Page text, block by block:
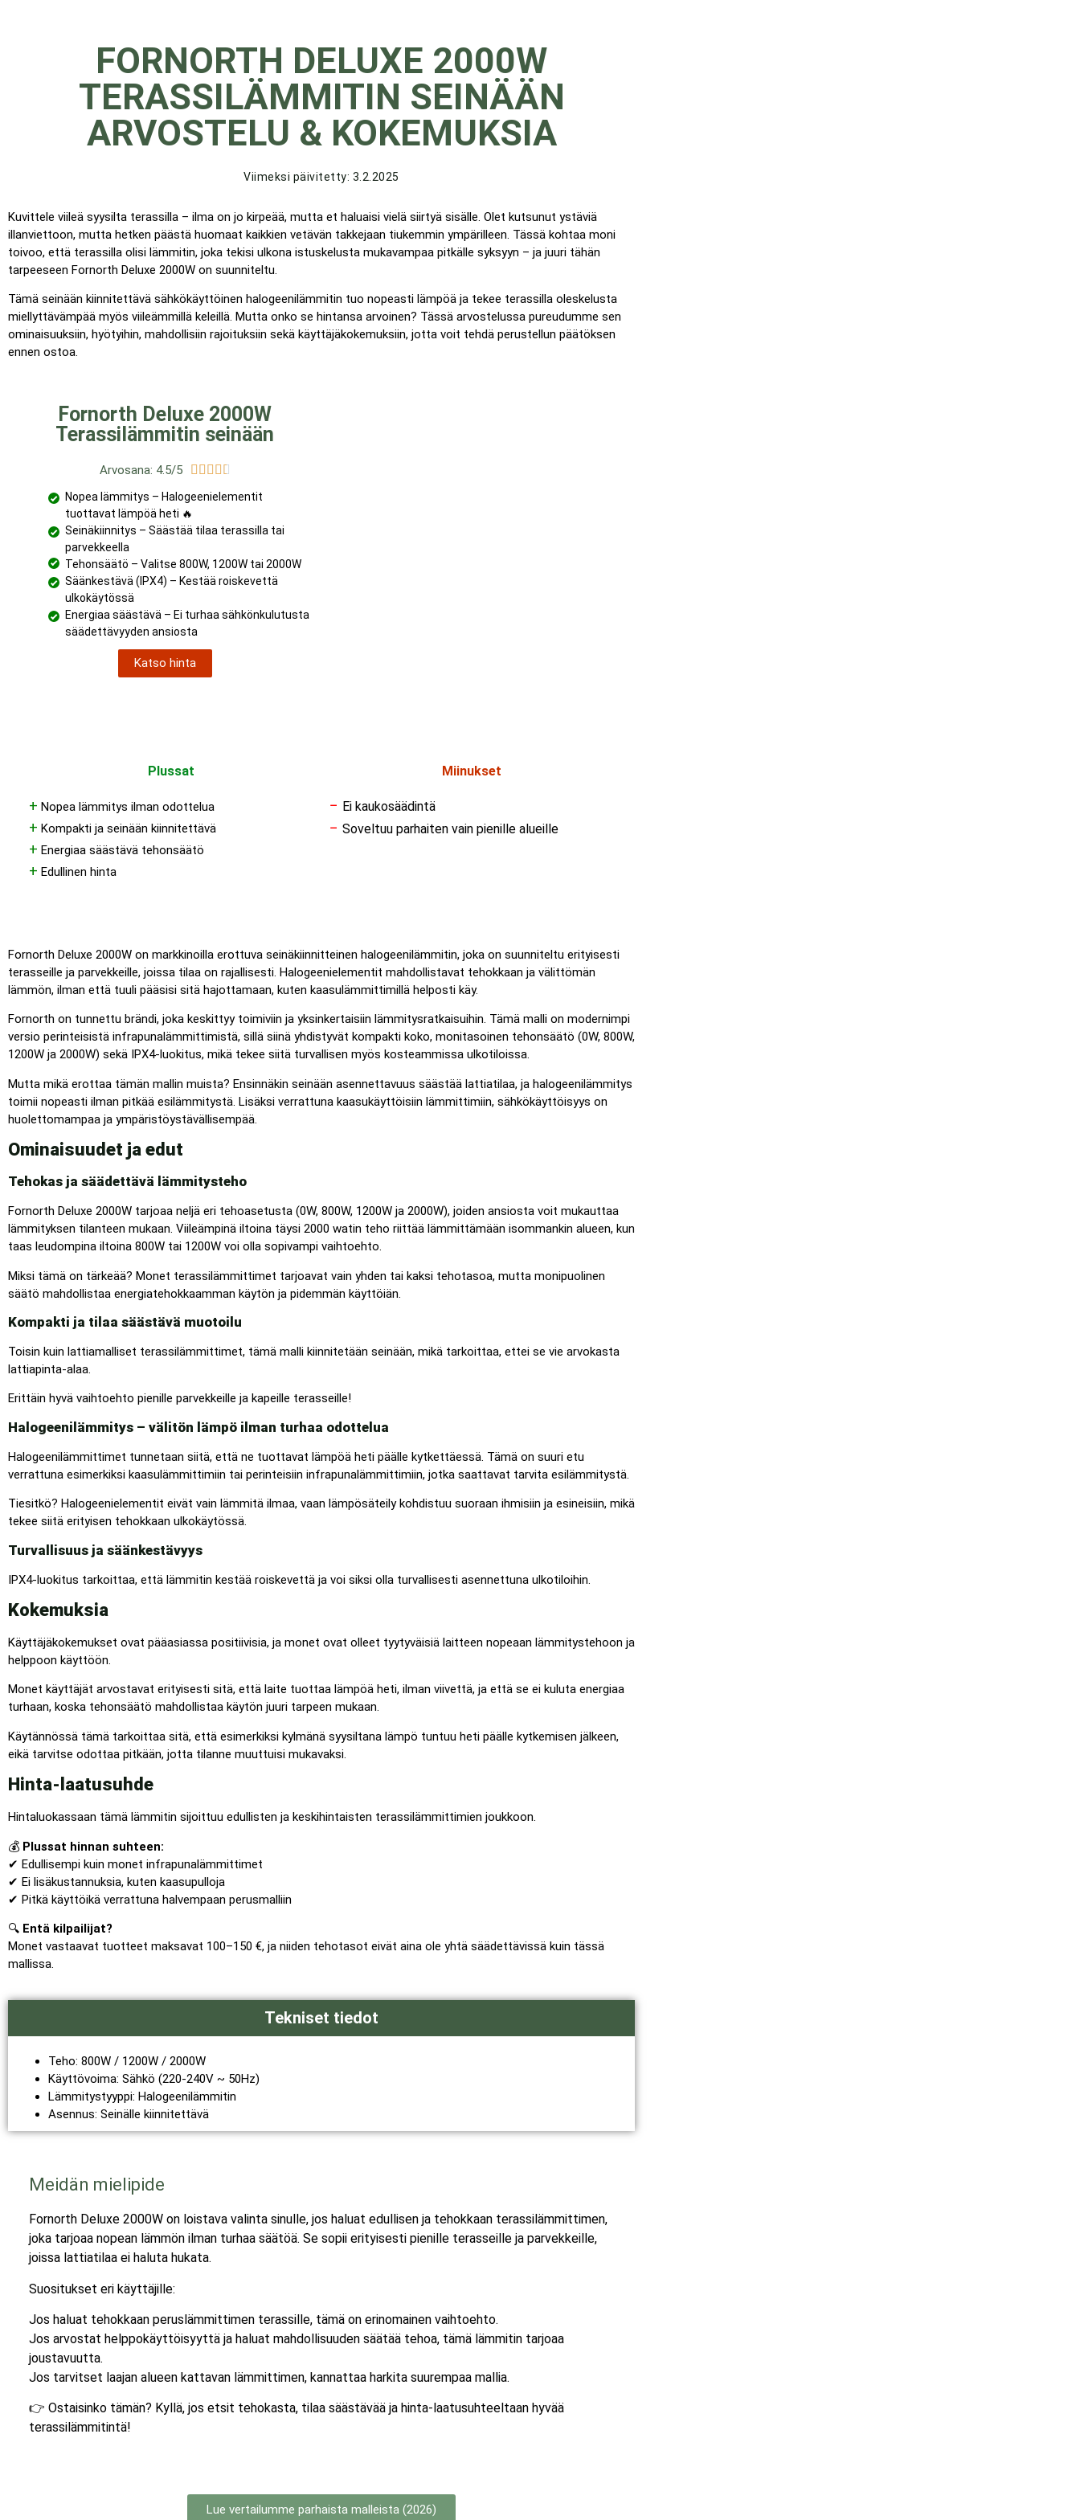
FORNORTH DELUXE 2000W
TERASSILÄMMITIN SEINÄÄN
ARVOSTELU & KOKEMUKSIA
Viimeksi päivitetty: 3.2.2025
Kuvittele viileä syysilta terassilla – ilma on jo kirpeää, mutta et haluaisi vielä siirtyä sisälle. Olet kutsunut ystäviä
illanviettoon, mutta hetken päästä huomaat kaikkien vetävän takkejaan tiukemmin ympärilleen. Tässä kohtaa moni
toivoo, että terassilla olisi lämmitin, joka tekisi ulkona istuskelusta mukavampaa pitkälle syksyyn – ja juuri tähän
tarpeeseen Fornorth Deluxe 2000W on suunniteltu.
Tämä seinään kiinnitettävä sähkökäyttöinen halogeenilämmitin tuo nopeasti lämpöä ja tekee terassilla oleskelusta
miellyttävämpää myös viileämmillä keleillä. Mutta onko se hintansa arvoinen? Tässä arvostelussa pureudumme sen
ominaisuuksiin, hyötyihin, mahdollisiin rajoituksiin sekä käyttäjäkokemuksiin, jotta voit tehdä perustellun päätöksen
ennen ostoa.
Fornorth Deluxe 2000W
Terassilämmitin seinään
Arvosana: 4.5/5     
Nopea lämmitys – Halogeenielementit
tuottavat lämpöä heti 🔥
Seinäkiinnitys – Säästää tilaa terassilla tai
parvekkeella
Tehonsäätö – Valitse 800W, 1200W tai 2000W
Säänkestävä (IPX4) – Kestää roiskevettä
ulkokäytössä
Energiaa säästävä – Ei turhaa sähkönkulutusta
säädettävyyden ansiosta
Katso hinta
Plussat
+ Nopea lämmitys ilman odottelua
+ Kompakti ja seinään kiinnitettävä
+ Energiaa säästävä tehonsäätö
+ Edullinen hinta
Miinukset
− Ei kaukosäädintä
− Soveltuu parhaiten vain pienille alueille
Fornorth Deluxe 2000W on markkinoilla erottuva seinäkiinnitteinen halogeenilämmitin, joka on suunniteltu erityisesti
terasseille ja parvekkeille, joissa tilaa on rajallisesti. Halogeenielementit mahdollistavat tehokkaan ja välittömän
lämmön, ilman että tuuli pääsisi sitä hajottamaan, kuten kaasulämmittimillä helposti käy.
Fornorth on tunnettu brändi, joka keskittyy toimiviin ja yksinkertaisiin lämmitysratkaisuihin. Tämä malli on modernimpi
versio perinteisistä infrapunalämmittimistä, sillä siinä yhdistyvät kompakti koko, monitasoinen tehonsäätö (0W, 800W,
1200W ja 2000W) sekä IPX4-luokitus, mikä tekee siitä turvallisen myös kosteammissa ulkotiloissa.
Mutta mikä erottaa tämän mallin muista? Ensinnäkin seinään asennettavuus säästää lattiatilaa, ja halogeenilämmitys
toimii nopeasti ilman pitkää esilämmitystä. Lisäksi verrattuna kaasukäyttöisiin lämmittimiin, sähkökäyttöisyys on
huolettomampaa ja ympäristöystävällisempää.
Ominaisuudet ja edut
Tehokas ja säädettävä lämmitysteho
Fornorth Deluxe 2000W tarjoaa neljä eri tehoasetusta (0W, 800W, 1200W ja 2000W), joiden ansiosta voit mukauttaa
lämmityksen tilanteen mukaan. Viileämpinä iltoina täysi 2000 watin teho riittää lämmittämään isommankin alueen, kun
taas leudompina iltoina 800W tai 1200W voi olla sopivampi vaihtoehto.
Miksi tämä on tärkeää? Monet terassilämmittimet tarjoavat vain yhden tai kaksi tehotasoa, mutta monipuolinen
säätö mahdollistaa energiatehokkaamman käytön ja pidemmän käyttöiän.
Kompakti ja tilaa säästävä muotoilu
Toisin kuin lattiamalliset terassilämmittimet, tämä malli kiinnitetään seinään, mikä tarkoittaa, ettei se vie arvokasta
lattiapinta-alaa.
Erittäin hyvä vaihtoehto pienille parvekkeille ja kapeille terasseille!
Halogeenilämmitys – välitön lämpö ilman turhaa odottelua
Halogeenilämmittimet tunnetaan siitä, että ne tuottavat lämpöä heti päälle kytkettäessä. Tämä on suuri etu
verrattuna esimerkiksi kaasulämmittimiin tai perinteisiin infrapunalämmittimiin, jotka saattavat tarvita esilämmitystä.
Tiesitkö? Halogeenielementit eivät vain lämmitä ilmaa, vaan lämpösäteily kohdistuu suoraan ihmisiin ja esineisiin, mikä
tekee siitä erityisen tehokkaan ulkokäytössä.
Turvallisuus ja säänkestävyys
IPX4-luokitus tarkoittaa, että lämmitin kestää roiskevettä ja voi siksi olla turvallisesti asennettuna ulkotiloihin.
Kokemuksia
Käyttäjäkokemukset ovat pääasiassa positiivisia, ja monet ovat olleet tyytyväisiä laitteen nopeaan lämmitystehoon ja
helppoon käyttöön.
Monet käyttäjät arvostavat erityisesti sitä, että laite tuottaa lämpöä heti, ilman viivettä, ja että se ei kuluta energiaa
turhaan, koska tehonsäätö mahdollistaa käytön juuri tarpeen mukaan.
Käytännössä tämä tarkoittaa sitä, että esimerkiksi kylmänä syysiltana lämpö tuntuu heti päälle kytkemisen jälkeen,
eikä tarvitse odottaa pitkään, jotta tilanne muuttuisi mukavaksi.
Hinta-laatusuhde
Hintaluokassaan tämä lämmitin sijoittuu edullisten ja keskihintaisten terassilämmittimien joukkoon.
💰 Plussat hinnan suhteen:
✔ Edullisempi kuin monet infrapunalämmittimet
✔ Ei lisäkustannuksia, kuten kaasupulloja
✔ Pitkä käyttöikä verrattuna halvempaan perusmalliin
🔍 Entä kilpailijat?
Monet vastaavat tuotteet maksavat 100–150 €, ja niiden tehotasot eivät aina ole yhtä säädettävissä kuin tässä
mallissa.
Tekniset tiedot
Teho: 800W / 1200W / 2000W
Käyttövoima: Sähkö (220-240V ~ 50Hz)
Lämmitystyyppi: Halogeenilämmitin
Asennus: Seinälle kiinnitettävä
Meidän mielipide
Fornorth Deluxe 2000W on loistava valinta sinulle, jos haluat edullisen ja tehokkaan terassilämmittimen,
joka tarjoaa nopean lämmön ilman turhaa säätöä. Se sopii erityisesti pienille terasseille ja parvekkeille,
joissa lattiatilaa ei haluta hukata.
Suositukset eri käyttäjille:
Jos haluat tehokkaan peruslämmittimen terassille, tämä on erinomainen vaihtoehto.
Jos arvostat helppokäyttöisyyttä ja haluat mahdollisuuden säätää tehoa, tämä lämmitin tarjoaa
joustavuutta.
Jos tarvitset laajan alueen kattavan lämmittimen, kannattaa harkita suurempaa mallia.
👉 Ostaisinko tämän? Kyllä, jos etsit tehokasta, tilaa säästävää ja hinta-laatusuhteeltaan hyvää
terassilämmitintä!
Lue vertailumme parhaista malleista (2026)